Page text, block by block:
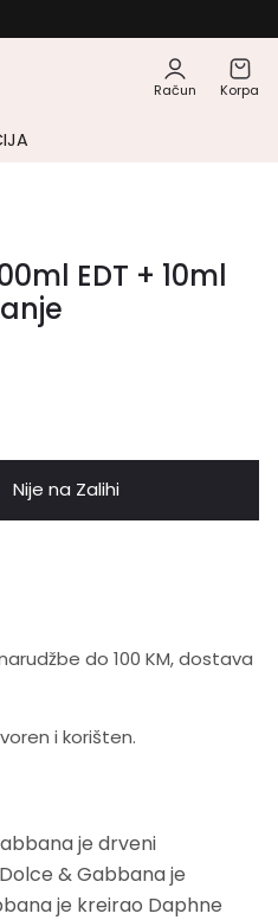
Račun Korpa
EDT + 10ml
Nije na Zalihi
do 100 KM, dostava
i korišten.
je drveni
& Gabbana je
je kreirao Daphne